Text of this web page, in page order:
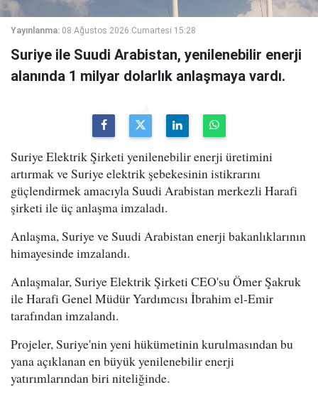
Yayınlanma: 08 Ağustos 2026 Cumartesi 15:28
Suriye ile Suudi Arabistan, yenilenebilir enerji
alanında 1 milyar dolarlık anlaşmaya vardı.
Suriye Elektrik Şirketi yenilenebilir enerji üretimini
artırmak ve Suriye elektrik şebekesinin istikrarını
güçlendirmek amacıyla Suudi Arabistan merkezli Harafi
şirketi ile üç anlaşma imzaladı.
Anlaşma, Suriye ve Suudi Arabistan enerji bakanlıklarının
himayesinde imzalandı.
Anlaşmalar, Suriye Elektrik Şirketi CEO'su Ömer Şakruk
ile Harafi Genel Müdür Yardımcısı İbrahim el-Emir
tarafından imzalandı.
Projeler, Suriye'nin yeni hükümetinin kurulmasından bu
yana açıklanan en büyük yenilenebilir enerji
yatırımlarından biri niteliğinde.